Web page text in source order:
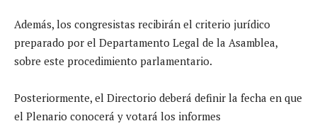
Además, los congresistas recibirán el criterio jurídico
preparado por el Departamento Legal de la Asamblea,
sobre este procedimiento parlamentario.
Posteriormente, el Directorio deberá definir la fecha en que
el Plenario conocerá y votará los informes